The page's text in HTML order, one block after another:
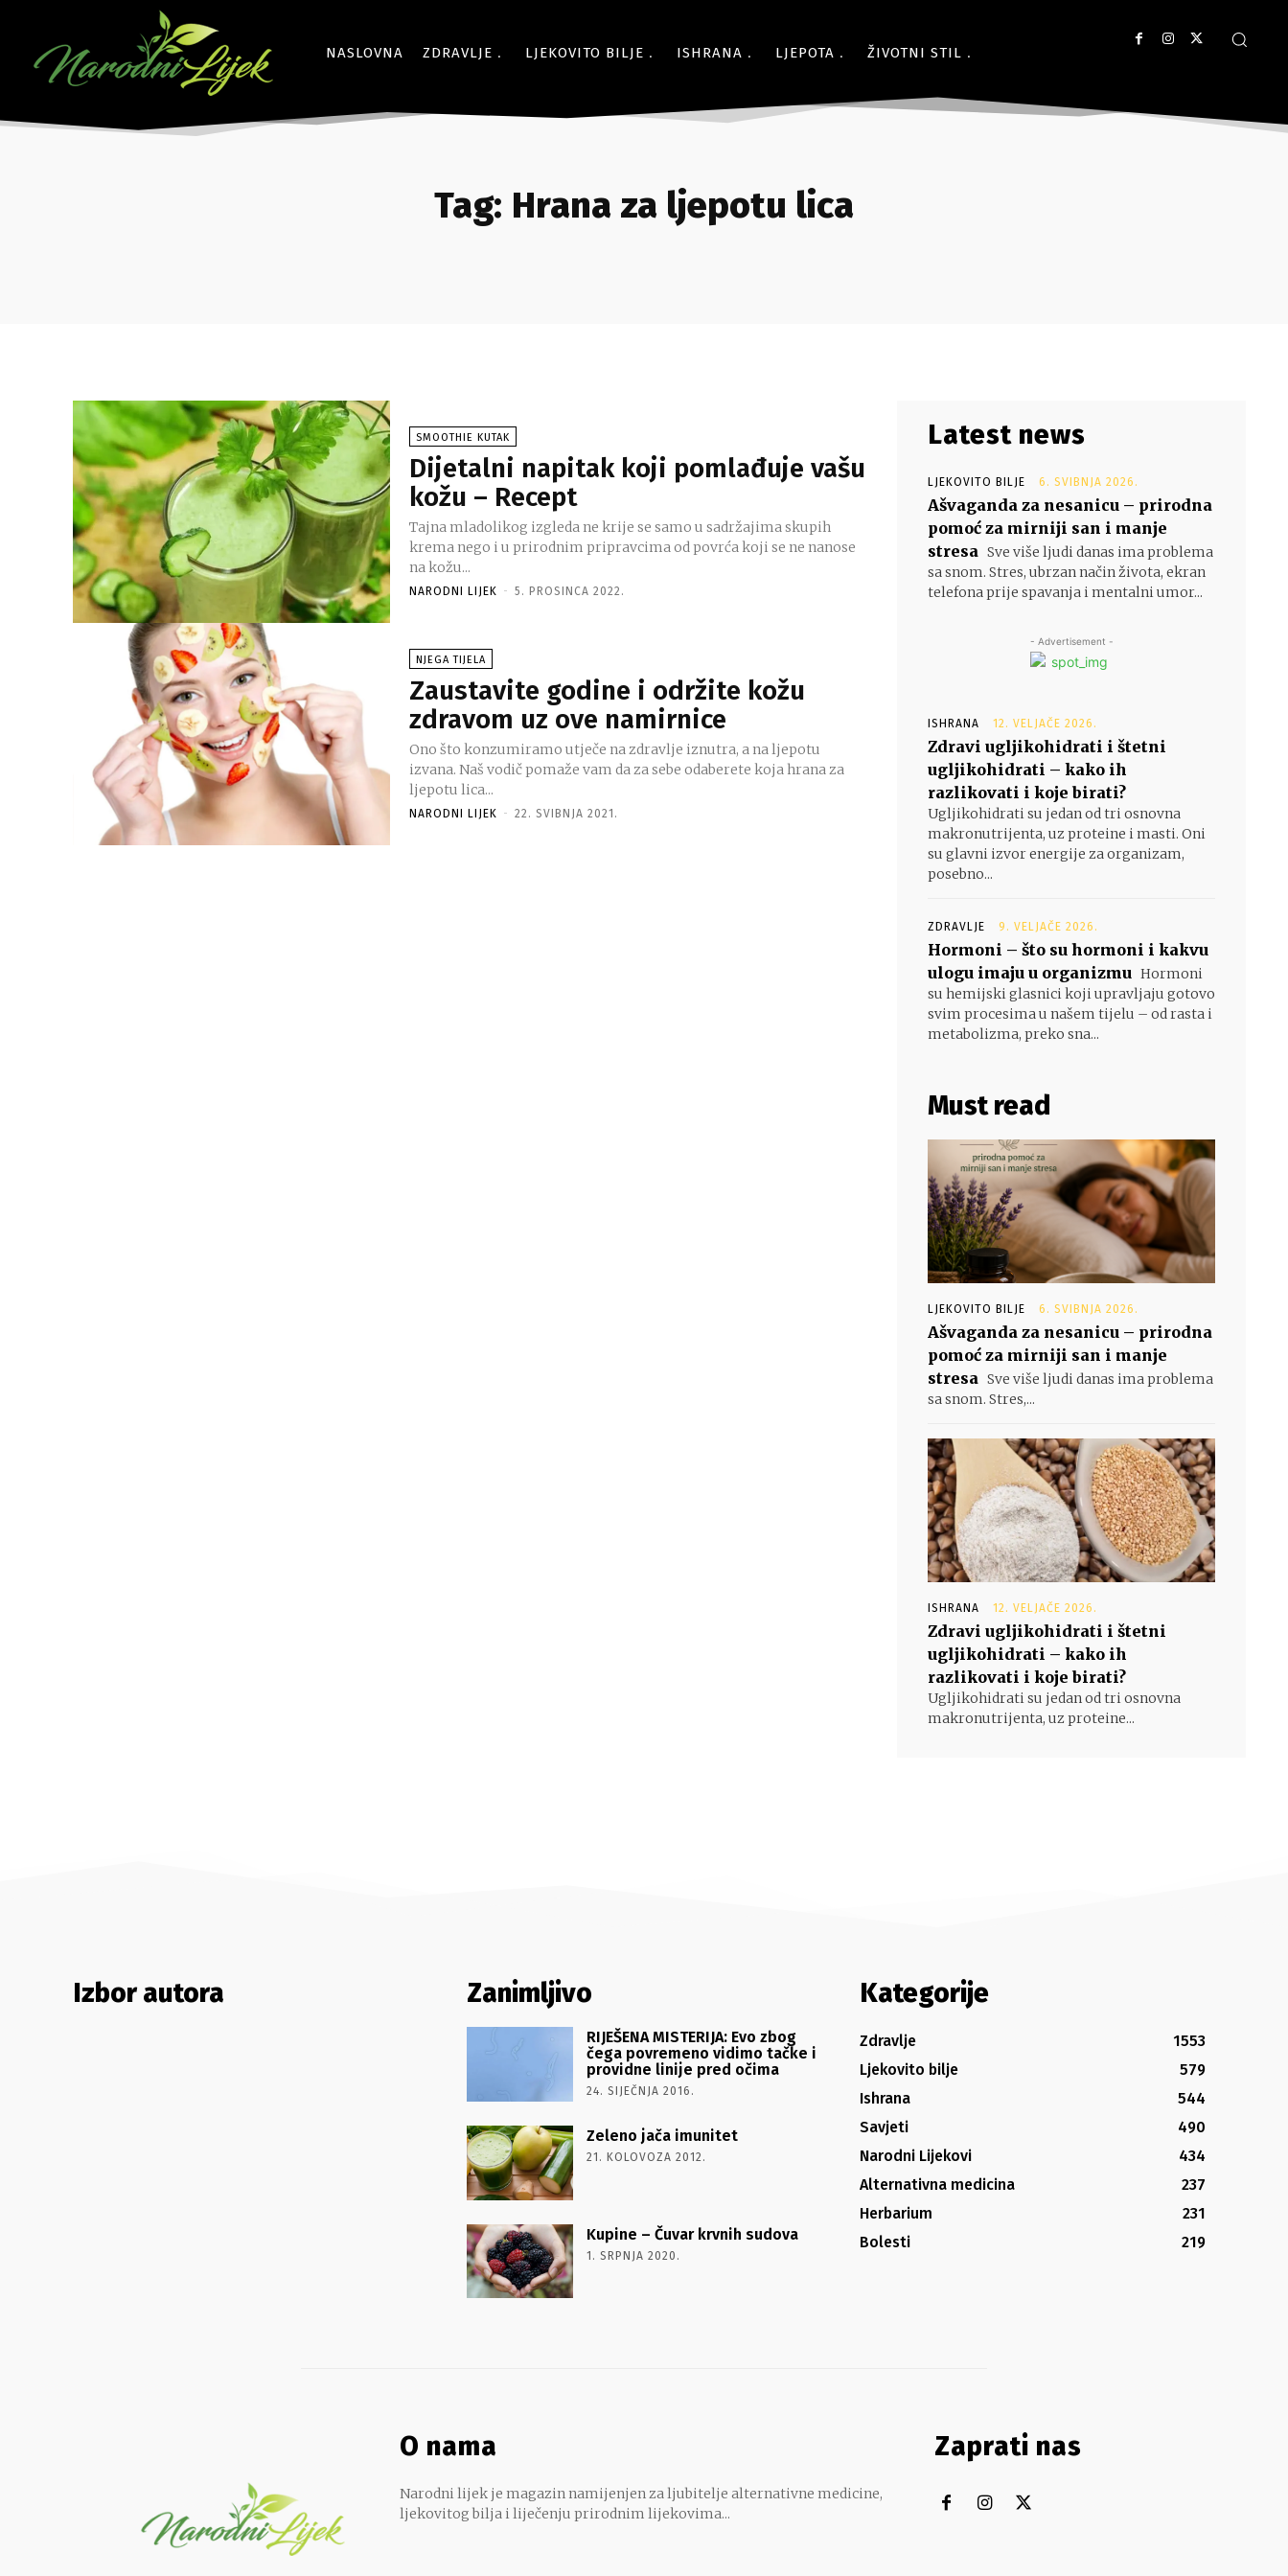
NASLOVNA ZDRAVLJE LJEKOVITO BILJE ISHRANA LJEPOTA ŽIVOTNI STIL
Tag: Hrana za ljepotu lica
SMOOTHIE KUTAK
Dijetalni napitak koji pomlađuje vašu
kožu – Recept
Tajna mladolikog izgleda ne krije se samo u sadržajima skupih
krema nego i u prirodnim pripravcima od povrća koji se ne nanose
na kožu...
NARODNI LIJEK - 5. PROSINCA 2022.
NJEGA TIJELA
Zaustavite godine i održite kožu
zdravom uz ove namirnice
Ono što konzumiramo utječe na zdravlje iznutra, a na ljepotu
izvana. Naš vodič pomaže vam da za sebe odaberete koja hrana za
ljepotu lica...
NARODNI LIJEK - 22. SVIBNJA 2021.
Latest news
LJEKOVITO BILJE 6. SVIBNJA 2026.
Ašvaganda za nesanicu – prirodna
pomoć za mirniji san i manje
stresa Sve više ljudi danas ima problema
sa snom. Stres, ubrzan način života, ekran
telefona prije spavanja i mentalni umor...
- Advertisement -
ISHRANA 12. VELJAČE 2026.
Zdravi ugljikohidrati i štetni
ugljikohidrati – kako ih
razlikovati i koje birati?
Ugljikohidrati su jedan od tri osnovna
makronutrijenta, uz proteine i masti. Oni
su glavni izvor energije za organizam,
posebno...
ZDRAVLJE 9. VELJAČE 2026.
Hormoni – što su hormoni i kakvu
ulogu imaju u organizmu Hormoni
su hemijski glasnici koji upravljaju gotovo
svim procesima u našem tijelu – od rasta i
metabolizma, preko sna...
Must read
LJEKOVITO BILJE 6. SVIBNJA 2026.
Ašvaganda za nesanicu – prirodna
pomoć za mirniji san i manje
stresa Sve više ljudi danas ima problema
sa snom. Stres,...
ISHRANA 12. VELJAČE 2026.
Zdravi ugljikohidrati i štetni
ugljikohidrati – kako ih
razlikovati i koje birati?
Ugljikohidrati su jedan od tri osnovna
makronutrijenta, uz proteine...
Izbor autora Zanimljivo
RIJEŠENA MISTERIJA: Evo zbog
čega povremeno vidimo tačke i
providne linije pred očima
24. SIJEČNJA 2016.
Zeleno jača imunitet
21. KOLOVOZA 2012.
Kupine – Čuvar krvnih sudova
1. SRPNJA 2020.
Kategorije
Zdravlje
1553
Ljekovito bilje
579
Ishrana
544
Savjeti
490
Narodni Lijekovi
434
Alternativna medicina
237
Herbarium
231
Bolesti
219
O nama
Narodni lijek je magazin namijenjen za ljubitelje alternativne medicine,
ljekovitog bilja i liječenju prirodnim lijekovima...
Zaprati nas